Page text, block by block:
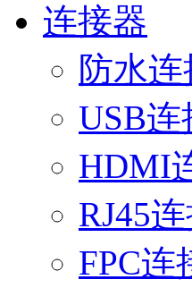
连接器
防水
USB连
HDMI
RJ45
FPC连